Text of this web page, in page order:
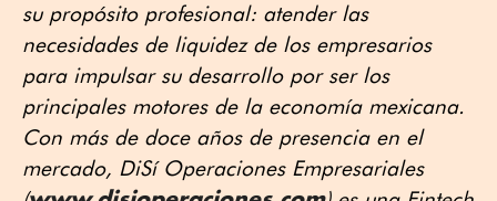
su propósito profesional: atender las
necesidades de liquidez de los empresarios
para impulsar su desarrollo por ser los
principales motores de la economía mexicana.
Con más de doce años de presencia en el
mercado, DiSí Operaciones Empresariales